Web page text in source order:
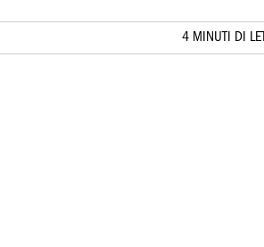
4 MINUTI DI